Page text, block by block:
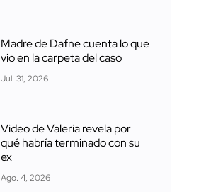
Madre de Dafne cuenta lo que
vio en la carpeta del caso
Jul. 31, 2026
Video de Valeria revela por
qué habría terminado con su
ex
Ago. 4, 2026